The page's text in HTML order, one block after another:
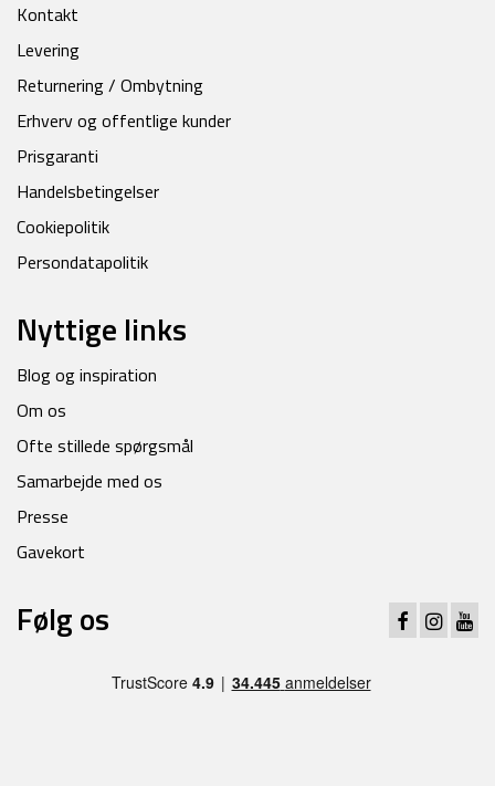
Kontakt
Levering
Returnering / Ombytning
Erhverv og offentlige kunder
Prisgaranti
Handelsbetingelser
Cookiepolitik
Persondatapolitik
Nyttige links
Blog og inspiration
Om os
Ofte stillede spørgsmål
Samarbejde med os
Presse
Gavekort
Følg os